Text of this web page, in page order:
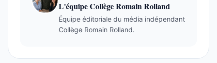
L'équipe Collège Romain Rolland
Équipe éditoriale du média indépendant
Collège Romain Rolland.